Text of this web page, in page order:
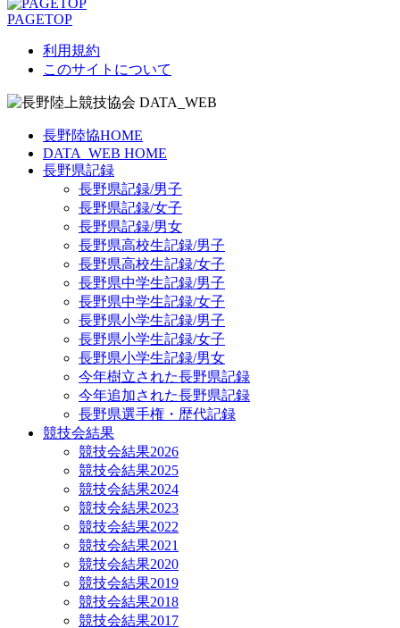
PAGETOP
利用規約
このサイトについて
長野陸協HOME
DATA_WEB HOME
長野県記録
長野県記録/男子
長野県記録/女子
長野県記録/男女
長野県高校生記録/男子
長野県高校生記録/女子
長野県中学生記録/男子
長野県中学生記録/女子
長野県小学生記録/男子
長野県小学生記録/女子
長野県小学生記録/男女
今年樹立された長野県記録
今年追加された長野県記録
長野県選手権・歴代記録
競技会結果
競技会結果2026
競技会結果2025
競技会結果2024
競技会結果2023
競技会結果2022
競技会結果2021
競技会結果2020
競技会結果2019
競技会結果2018
競技会結果2017